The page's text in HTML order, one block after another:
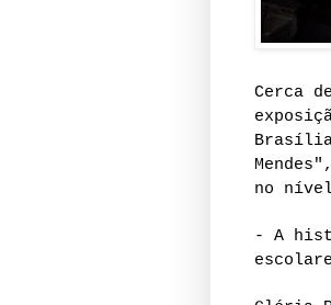
Cerca
no
- A